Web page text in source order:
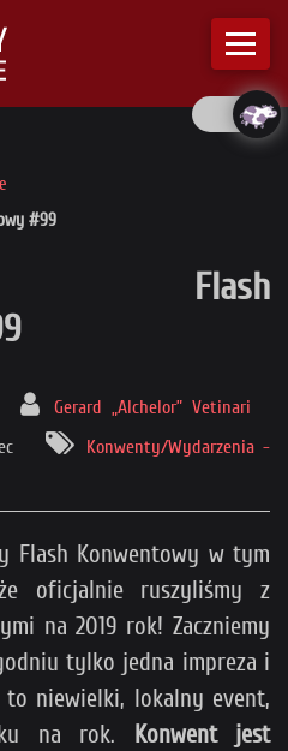
#99
Flash
Gerard „Alchelor” Vetinari
Konwenty/Wydarzenia -
Flash Konwentowy w tym
oficjalnie ruszyliśmy z
na 2019 rok! Zaczniemy
tylko jedna impreza i
to niewielki, lokalny event,
na rok.
Konwent jest